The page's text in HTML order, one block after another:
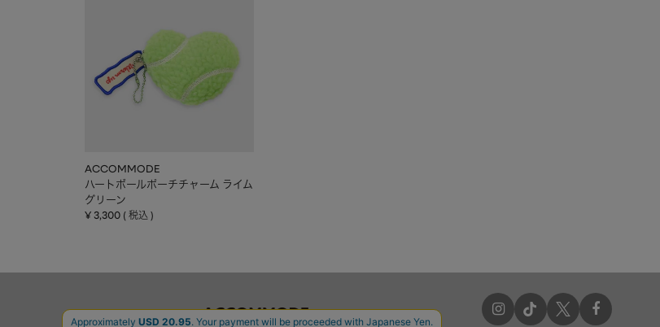
ACCOMMODE
ハートボールポーチチャーム ライム
グリーン
¥ 3,300 税込